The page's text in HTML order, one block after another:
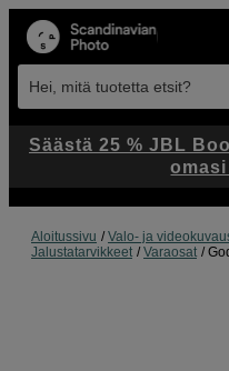
Hei, mitä tuotetta etsit?
Aloitussivu Valo- ja
Jalustatarvikkeet
Varaosat
Säästä 25 % JBL